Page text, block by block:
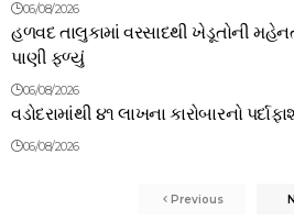
06/08/2026
હળવદ તાલુકામાં વરસાદથી ખેડૂતોની
પાણી ફળ્યું
06/08/2026
વડોદરામાંથી ૪૧ લાખના કારોબારનો
06/08/2026
Previous